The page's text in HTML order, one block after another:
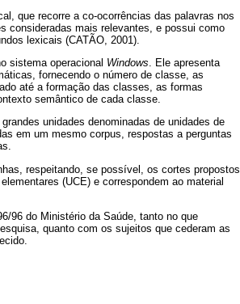
que recorre a co-ocorrências das palavras nos
consideradas mais relevantes, e possui como
lexicais (CATÃO, 2001).
sistema operacional Windows. Ele apresenta
fornecendo o número de classe, as
até a formação das classes, as formas
semântico de cada classe.
unidades denominadas de unidades de
em um mesmo corpus, respostas a perguntas
respeitando, se possível, os cortes propostos
(UCE) e correspondem ao material
96 do Ministério da Saúde, tanto no que
quanto com os sujeitos que cederam as